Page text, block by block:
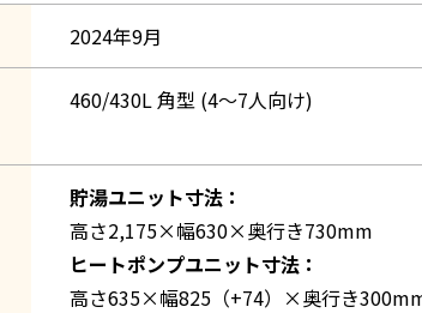
2024年9月
460/430L 角型 (4〜7人向け)
貯湯ユニット寸法：
高さ2,175×幅630×奥行き730mm
ヒートポンプユニット寸法：
高さ635×幅825（+74）×奥行き